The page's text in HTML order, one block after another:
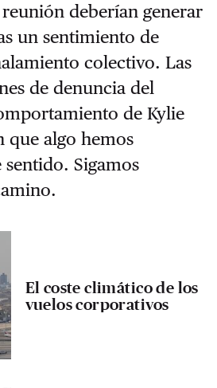
deberían generar
un sentimiento de
colectivo. Las
de denuncia del
de Kylie
que algo hemos
sentido. Sigamos
El coste climático de los
vuelos corporativos